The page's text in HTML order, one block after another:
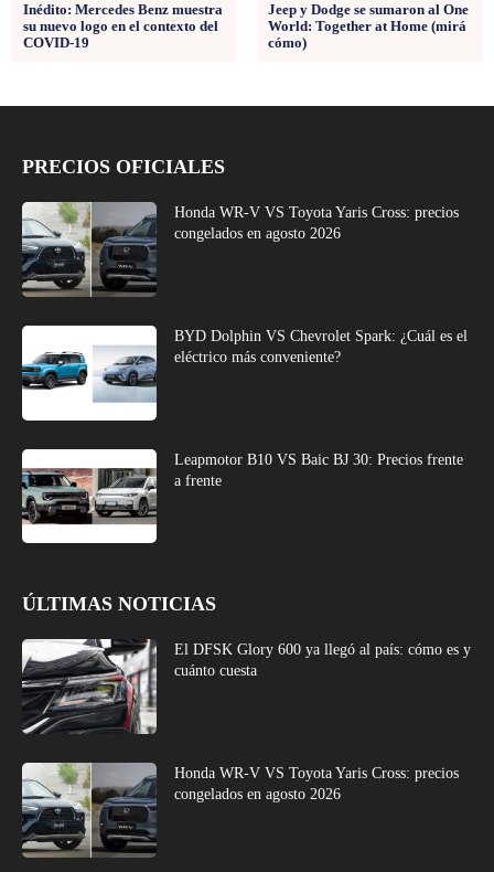
Inédito: Mercedes Benz muestra
su nuevo logo en el contexto del
COVID-19
Jeep y Dodge se sumaron al One
World: Together at Home (mirá
cómo)
PRECIOS OFICIALES
Honda WR-V VS Toyota Yaris Cross: precios
congelados en agosto 2026
BYD Dolphin VS Chevrolet Spark: ¿Cuál es el
eléctrico más conveniente?
Leapmotor B10 VS Baic BJ 30: Precios frente
a frente
ÚLTIMAS NOTICIAS
El DFSK Glory 600 ya llegó al país: cómo es y
cuánto cuesta
Honda WR-V VS Toyota Yaris Cross: precios
congelados en agosto 2026